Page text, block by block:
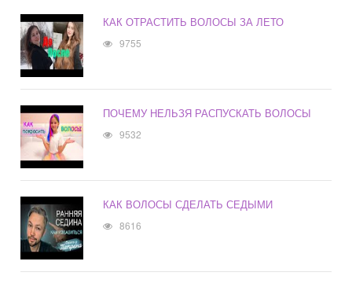
КАК ОТРАСТИТЬ ВОЛОСЫ ЗА ЛЕТО
9755
ПОЧЕМУ НЕЛЬЗЯ РАСПУСКАТЬ ВОЛОСЫ
9532
КАК ВОЛОСЫ СДЕЛАТЬ СЕДЫМИ
8616